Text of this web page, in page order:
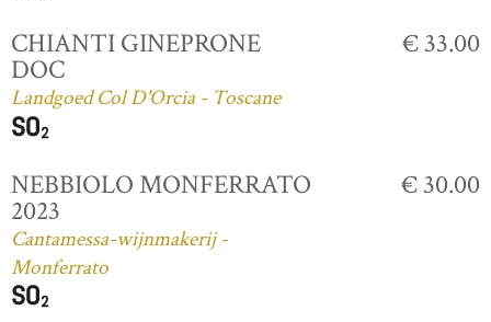
CHIANTI GINEPRONE
DOC
Landgoed Col D'Orcia - Toscane
€ 33.00
NEBBIOLO MONFERRATO
2023
Cantamessa-wijnmakerij -
Monferrato
€ 30.00